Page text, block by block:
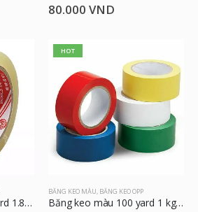
80.000 VND
Băng keo trong 200 yard 1.8 kg 4.8cm
HOT
BĂNG KEO MÀU, BĂNG KEO OPP
Băng keo màu 100 yard 1 kg 4.8cm